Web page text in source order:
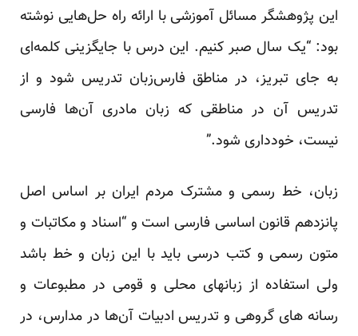
این پژوهشگر مسائل آموزشی با ارائه راه حل‌هایی نوشته
بود: “یک سال صبر کنیم. این درس با جایگزینی کلمه‌ای
به جای تبریز، در مناطق فارس‌زبان تدریس شود و از
تدریس آن در مناطقی که زبان مادری آن‌ها فارسی
نیست، خودداری شود.”
زبان، خط رسمی و مشترک مردم ایران بر اساس اصل
پانزدهم قانون اساسی فارسی است و “اسناد و مکاتبات‏ و
متون‏ رسمی‏ و کتب‏ درسی‏ باید با این‏ زبان‏ و خط باشد
ولی‏ استفاده‏ از زبانهای‏ محلی‏ و قومی‏ در مطبوعات‏ و
رسانه‏ های‏ گروهی‏ و تدریس‏ ادبیات‏ آن‌ها در مدارس‏، در